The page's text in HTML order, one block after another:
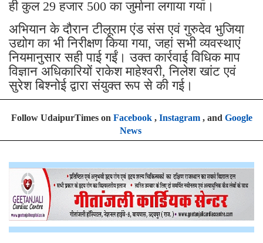
ही कुल 29 हजार 500 का जुर्माना लगाया गया।
अभियान के दौरान टीलूराम एंड संस एवं गुरुदेव भुजिया
उद्योग का भी निरीक्षण किया गया, जहां सभी व्यवस्थाएं
नियमानुसार सही पाई गईं। उक्त कार्रवाई विधिक माप
विज्ञान अधिकारियों राकेश माहेश्वरी, निलेश खांट एवं
सुरेश बिश्नोई द्वारा संयुक्त रूप से की गई।
Follow UdaipurTimes on Facebook, Instagram, and Google
News